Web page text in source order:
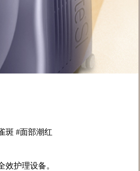
斑 #面部潮红
效护理设备。